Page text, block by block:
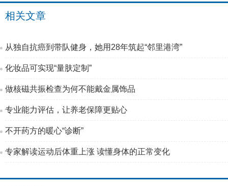
相关文章
从独自抗癌到带队健身，她用28年筑起“邻里港湾”
化妆品可实现“量肤定制”
做核磁共振检查为何不能戴金属饰品
专业能力评估，让养老保障更贴心
不开药方的暖心“诊断”
专家解读运动后体重上涨 读懂身体的正常变化